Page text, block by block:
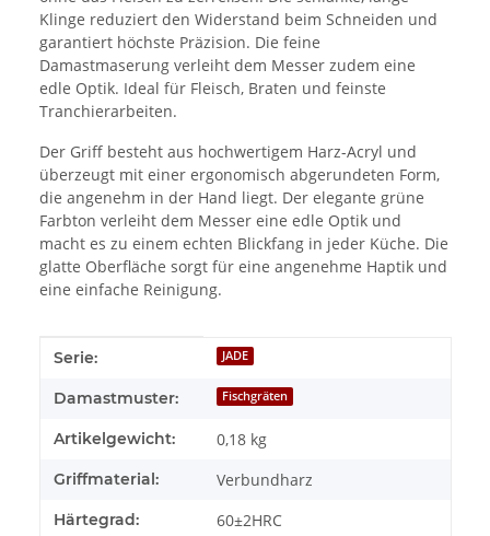
Klinge reduziert den Widerstand beim Schneiden und
garantiert höchste Präzision. Die feine
Damastmaserung verleiht dem Messer zudem eine
edle Optik. Ideal für Fleisch, Braten und feinste
Tranchierarbeiten.
Der Griff besteht aus hochwertigem Harz-Acryl und
überzeugt mit einer ergonomisch abgerundeten Form,
die angenehm in der Hand liegt. Der elegante grüne
Farbton verleiht dem Messer eine edle Optik und
macht es zu einem echten Blickfang in jeder Küche. Die
glatte Oberfläche sorgt für eine angenehme Haptik und
eine einfache Reinigung.
Produkteigenschaft
Wert
Serie: JADE
Damastmuster: Fischgräten
Artikelgewicht: 0,18 kg
Griffmaterial: Verbundharz
Härtegrad: 60±2HRC